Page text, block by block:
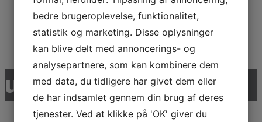
Læs mere
udvalgte referencer
bedre brugeroplevelse, funktionalitet,
statistik og marketing. Disse oplysninger
kan blive delt med annoncerings- og
analysepartnere, som kan kombinere dem
med data, du tidligere har givet dem eller
de har indsamlet gennem din brug af deres
tjenester. Ved at klikke på 'OK' giver du